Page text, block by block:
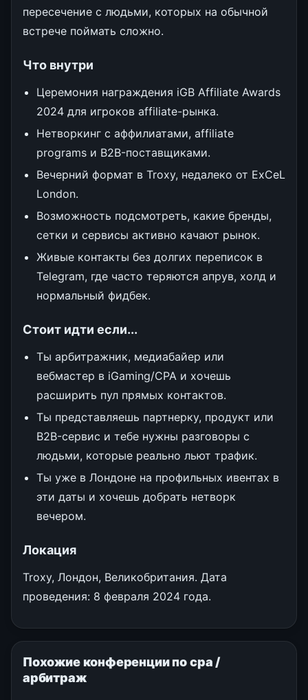
пересечение с людьми, которых на обычной
встрече поймать сложно.
Что внутри
Церемония награждения iGB Affiliate Awards
2024 для игроков affiliate-рынка.
Нетворкинг с аффилиатами, affiliate
programs и B2B-поставщиками.
Вечерний формат в Troxy, недалеко от ExCeL
London.
Возможность подсмотреть, какие бренды,
сетки и сервисы активно качают рынок.
Живые контакты без долгих переписок в
Telegram, где часто теряются апрув, холд и
нормальный фидбек.
Стоит идти если...
Ты арбитражник, медиабайер или
вебмастер в iGaming/CPA и хочешь
расширить пул прямых контактов.
Ты представляешь партнерку, продукт или
B2B-сервис и тебе нужны разговоры с
людьми, которые реально льют трафик.
Ты уже в Лондоне на профильных ивентах в
эти даты и хочешь добрать нетворк
вечером.
Локация
Troxy, Лондон, Великобритания. Дата
проведения: 8 февраля 2024 года.
Похожие конференции по cpa /
арбитраж